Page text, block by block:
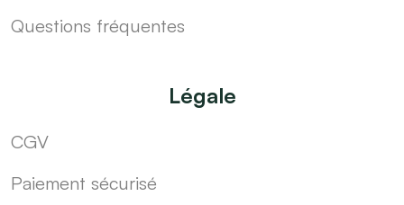
Questions fréquentes
Légale
CGV
Paiement sécurisé